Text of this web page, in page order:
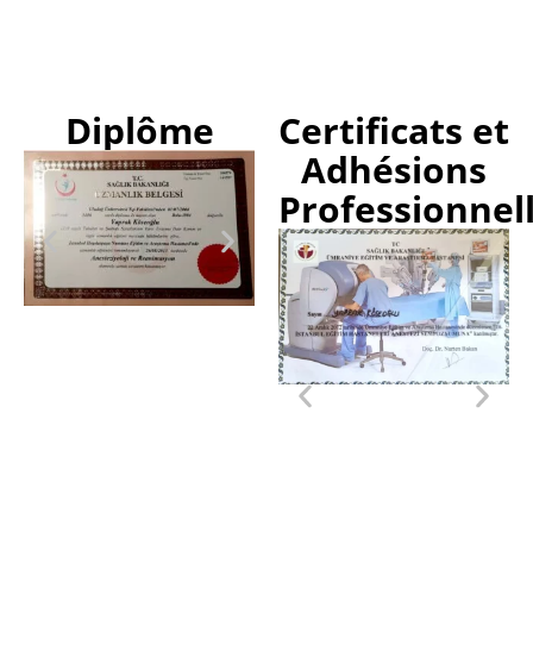
Diplôme
Certificats et
Adhésions